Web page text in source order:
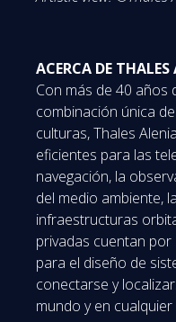
ACERCA DE
Con más de 40 años
combinación única
culturas, Thales
eficientes para las
navegación, la
del medio ambiente,
infraestructuras
privadas cuentan por
para el diseño de
conectarse y
mundo y en